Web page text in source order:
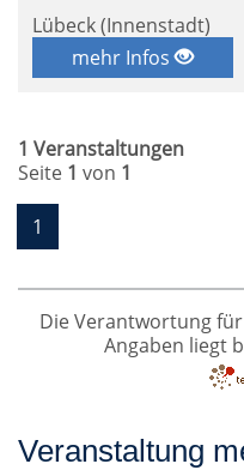
Lübeck (Innenstadt)
mehr Infos
1 Veranstaltungen
Seite 1 von 1
1
Die Verantwortung
Angaben liegt
Veranstaltung